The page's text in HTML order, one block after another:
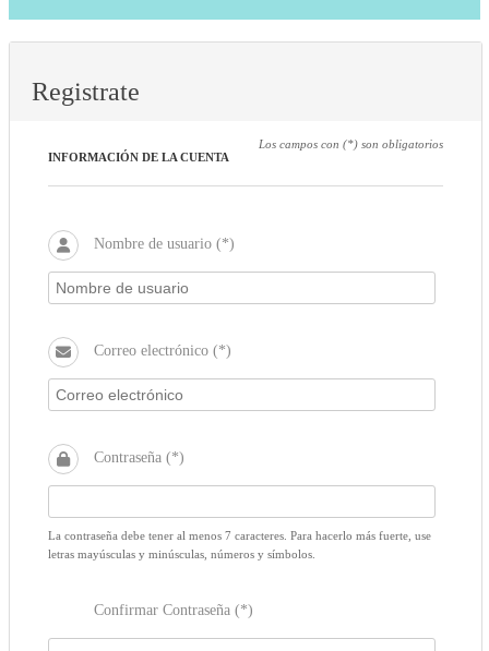
Registrate
Los campos con (*) son obligatorios
INFORMACIÓN DE LA CUENTA
Nombre de usuario (*)
Correo electrónico (*)
Contraseña (*)
La contraseña debe tener al menos 7 caracteres. Para hacerlo más fuerte, use
letras mayúsculas y minúsculas, números y símbolos.
Confirmar Contraseña (*)